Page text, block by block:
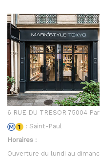
6 RUE DU TRESOR 75004
: Saint-Paul
Horaires :
Ouverture du lundi au